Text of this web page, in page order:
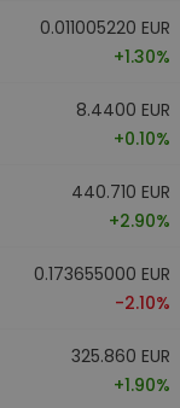
0.011005220 EUR
+1.30%
8.4400 EUR
+0.10%
440.710 EUR
+2.90%
0.173655000 EUR
-2.10%
325.860 EUR
+1.90%